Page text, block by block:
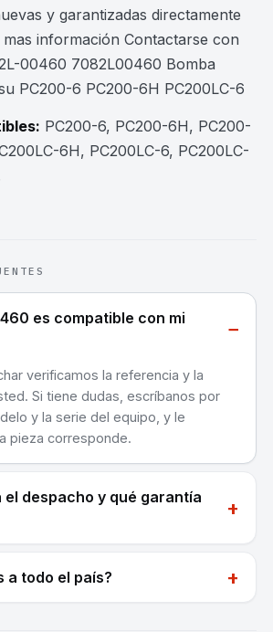
y garantizadas directamente
información Contactarse con
00460 7082L00460 Bomba
PC200-6 PC200-6H PC200LC-6
PC200-6, PC200-6H, PC200-
6H, PC200LC-6, PC200LC-
es compatible con mi
−
verificamos la referencia y la
Si tiene dudas, escríbanos por
y la serie del equipo, y le
pieza corresponde.
el despacho y qué garantía
+
a todo el país? +